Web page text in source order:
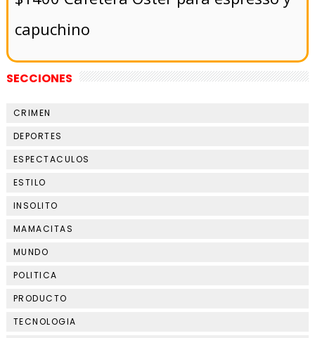
capuchino
SECCIONES
CRIMEN
DEPORTES
ESPECTACULOS
ESTILO
INSOLITO
MAMACITAS
MUNDO
POLITICA
PRODUCTO
TECNOLOGIA